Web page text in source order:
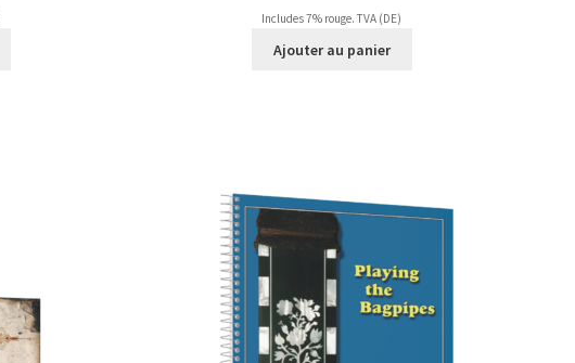
Includes 7% rouge. TVA (DE)
Ajouter au panier